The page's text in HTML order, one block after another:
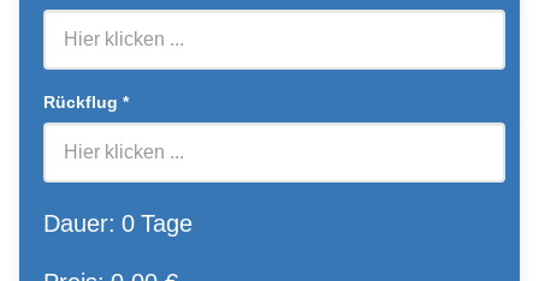
Rückflug *
Dauer: 0 Tage